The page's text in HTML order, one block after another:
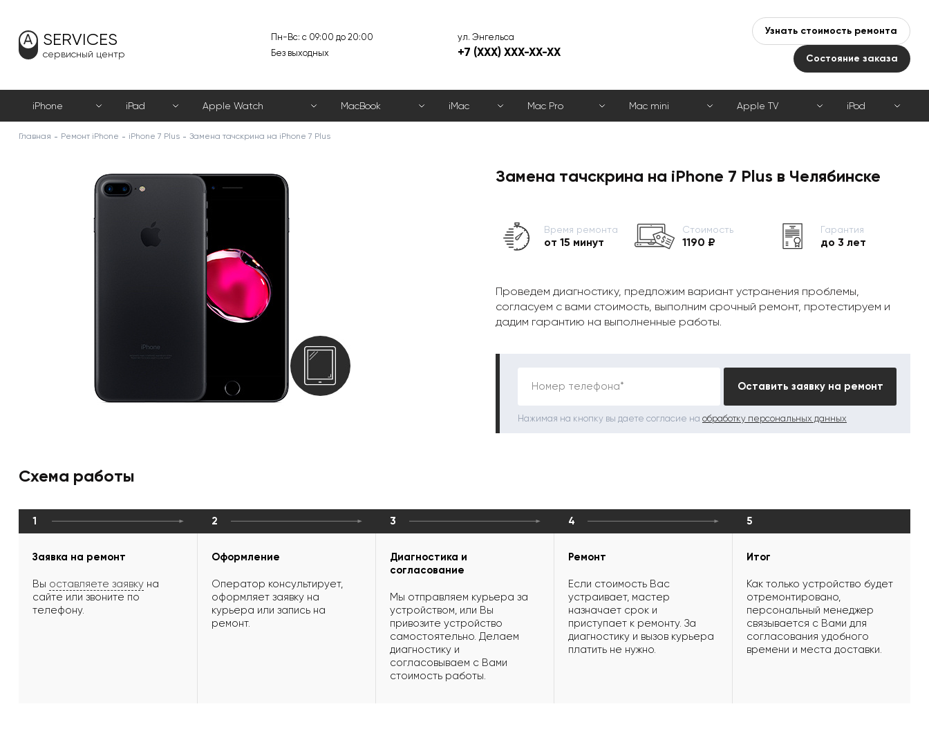
SERVICES
сервисный центр
Пн-Вс: с 09:00 до 20:00
Без выходных
ул. Энгельса
+7 (XXX) XXX-XX-XX
Узнать стоимость ремонта
Состояние заказа
iPhone iPad Apple Watch MacBook iMac Mac Pro Mac mini Apple TV iPod
Главная Ремонт iPhone iPhone 7 Plus Замена тачскрина на iPhone 7 Plus
Замена тачскрина на iPhone 7 Plus в Челябинске
Время ремонта
от 15 минут
Стоимость
1190 ₽
Гарантия
до 3 лет
Проведем диагностику, предложим вариант устранения проблемы,
согласуем с вами стоимость, выполним срочный ремонт, протестируем и
дадим гарантию на выполненные работы.
Номер телефона* Оставить заявку на ремонт
Нажимая на кнопку вы даете согласие на обработку персональных данных
Схема работы
1
Заявка на ремонт
Вы оставляете заявку на
сайте или звоните по
телефону.
2
Оформление
Оператор консультирует,
оформляет заявку на
курьера или запись на
ремонт.
3
Диагностика и
согласование
Мы отправляем курьера за
устройством, или Вы
привозите устройство
самостоятельно. Делаем
диагностику и
согласовываем с Вами
стоимость работы.
4
Ремонт
Если стоимость Вас
устраивает, мастер
назначает срок и
приступает к ремонту. За
диагностику и вызов курьера
платить не нужно.
5
Итог
Как только устройство будет
отремонтировано,
персональный менеджер
связывается с Вами для
согласования удобного
времени и места доставки.